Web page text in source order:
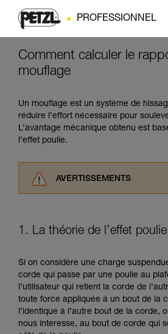
PROFESSIONNEL
Comment calculer le
mouflage
Un mouflage est un système de
réduire l’effort nécessaire pour
L’avantage mécanique obtenu est
l’effet poulie.
AVERTISSEMENTS
consulter. Vous devez avoir
informations de la notice
d’informations.
Maîtriser ces techniques
formation et un
avec un professionnel votre
la manipulation, seul, en
de la reproduire en
1. La théorie de l’effet poulie
Si on considère une charge
corde qui passe par une poulie au
l’utilisateur qui retient la corde de
toute force appliquée à un bout de la
l’identique à l’autre bout de la corde,
nous intéresse, au bout de corde qui